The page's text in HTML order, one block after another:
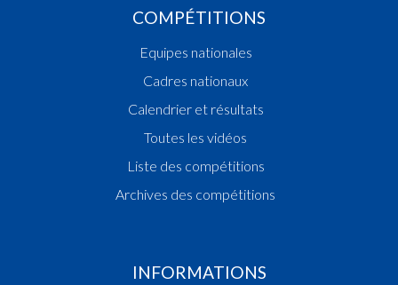
COMPÉTITIONS
Equipes nationales
Cadres nationaux
Calendrier et résultats
Toutes les vidéos
Liste des compétitions
Archives des compétitions
INFORMATIONS